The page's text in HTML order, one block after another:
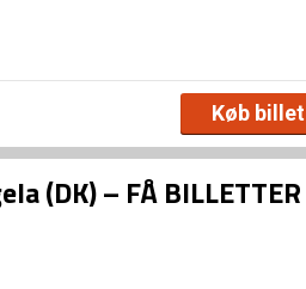
Køb billet
(DK) – FÅ BILLETTER